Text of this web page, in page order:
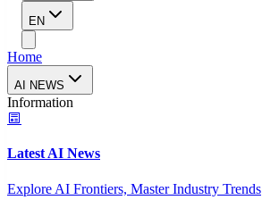
EN
Home
AI NEWS
Information
Latest AI News
Explore AI Frontiers, Master Industry Trends